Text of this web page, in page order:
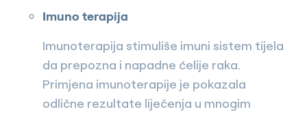
Imuno terapija
Imunoterapija stimuliše imuni sistem tijela
da prepozna i napadne ćelije raka.
Primjena imunoterapije je pokazala
odlične rezultate liječenja u mnogim